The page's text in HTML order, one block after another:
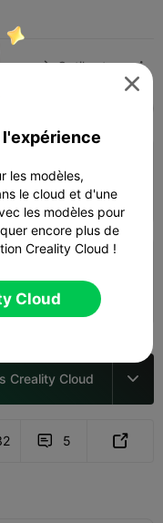
 Outils et pièces de rechange 
plates  163.09g
plates  159.33g
Creality Cloud 
 5 

les modèles,
le cloud et d'une
les modèles pour
encore plus de
Creality Cloud !
Cloud